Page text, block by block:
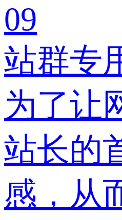
09
站群专
为了让
站长的
感，从